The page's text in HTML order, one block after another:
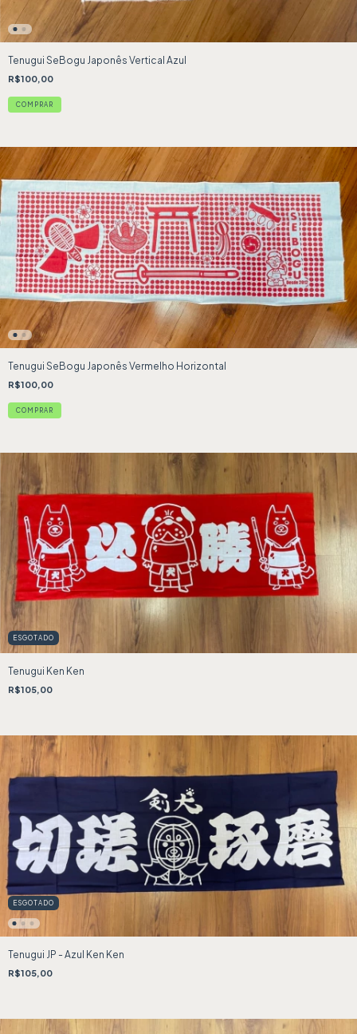
Tenugui SeBogu Japonês Vertical Azul
R$100,00
Tenugui SeBogu Japonês Vermelho Horizontal
R$100,00
ESGOTADO
Tenugui Ken Ken
R$105,00
ESGOTADO
Tenugui JP - Azul Ken Ken
R$105,00